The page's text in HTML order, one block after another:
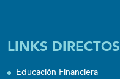
LINKS DIRECTOS
Educación Financiera